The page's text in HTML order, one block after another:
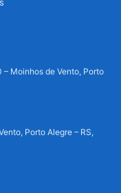
– Moinhos de Vento, Porto
Porto Alegre – RS,